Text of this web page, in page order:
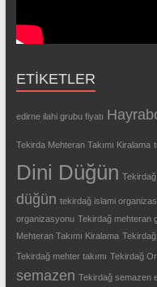
ETIKETLER
edirne ilahi grubu fiyatı
Tekirda Mehteran Takımı Kiralama
Dini Düğün
düğün tekirdağ islami
organizasyonu Tekirdağ mehteran
Mehteran Takımı Kiralama
Tekirdağ mehter takımı Tekirdağ
semazen Tekirdağ semazen